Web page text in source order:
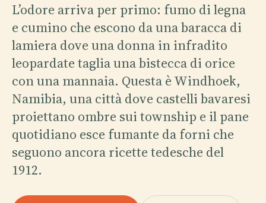
L’odore arriva per primo: fumo di legna
e cumino che escono da una baracca di
lamiera dove una donna in infradito
leopardate taglia una bistecca di orice
con una mannaia. Questa è Windhoek,
Namibia, una città dove castelli bavaresi
proiettano ombre sui township e il pane
quotidiano esce fumante da forni che
seguono ancora ricette tedesche del
1912.